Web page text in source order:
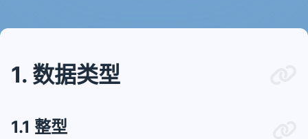
1. 数据类型
1.1 整型